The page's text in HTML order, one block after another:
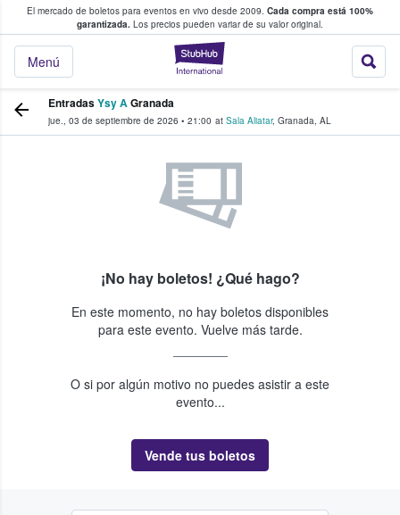
El mercado de boletos para eventos en vivo desde 2009. Cada compra está 100%
garantizada. Los precios pueden variar de su valor original.
StubHub: donde
Menú
fans compran y venden boletos
EntradasYsy AGranada
jue., 03 de septiembre de 2026 • 21:00 at Sala Aliatar, Granada, AL
¡No hay boletos! ¿Qué hago?
En este momento, no hay boletos disponibles
para este evento. Vuelve más tarde.
O si por algún motivo no puedes asistir a este
evento...
Vende tus boletos